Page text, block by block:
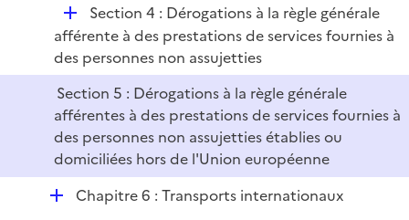
D
é
p
l
i
e
r
Section 4 : Dérogations à la règle générale
afférente à des prestations de services fournies à
des personnes non assujetties
Section 5 : Dérogations à la règle générale
afférentes à des prestations de services fournies à
des personnes non assujetties établies ou
domiciliées hors de l'Union européenne
DChapitre 6 : Transports internationaux